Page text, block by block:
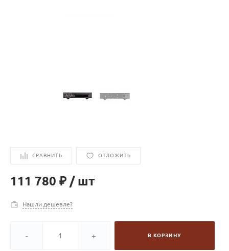
СРАВНИТЬ ОТЛОЖИТЬ
111 780 ₽ / шт
Нашли дешевле?
- + В КОРЗИНУ